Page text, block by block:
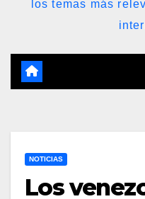
los temas más
NOTICIAS
Los